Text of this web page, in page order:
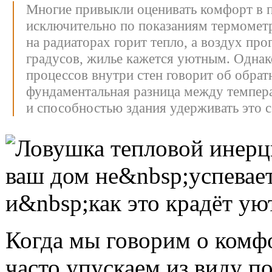
Многие привыкли оценивать комфорт в
исключительно по показаниям
на радиаторах горит тепло, а воздух
градусов, жилье кажется уютным.
процессов внутри стен говорит об
фундаментальная разница между
и способностью здания удерживать это
Когда мы говорим о